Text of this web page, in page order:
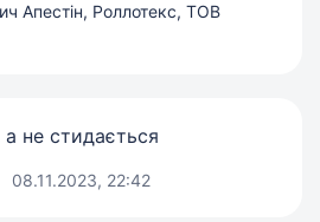
Апестін, Роллотекс, ТОВ
не стидається
08.11.2023, 22:42